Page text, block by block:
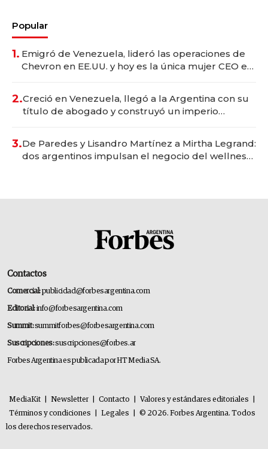
Popular
1. Emigró de Venezuela, lideró las operaciones de
Chevron en EE.UU. y hoy es la única mujer CEO en
2.Creció en Venezuela, llegó a la Argentina con su
título de abogado y construyó un imperio
3.De Paredes y Lisandro Martínez a Mirtha Legrand:
dos argentinos impulsan el negocio del wellness
Contactos
Comercial:publicidad@forbesargentina.com
Editorial:info@forbesargentina.com
Summit:summitforbes@forbesargentina.com
Suscripciones:suscripciones@forbes.ar
Forbes Argentina es publicada por HT Media SA.
MediaKit Newsletter Contacto Valores y estándares editoriales
Términos y condiciones
Legales
© 2026. Forbes Argentina. Todos
los derechos reservados.